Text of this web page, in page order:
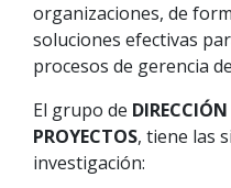
organizaciones, de
soluciones efectivas
procesos de gerencia
El grupo de
PROYECTOS, tiene las
investigación: